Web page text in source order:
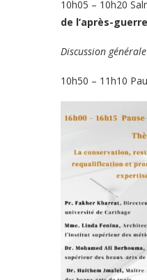
10h05 – 10h20
de l’après-
Discussion
10h50 – 11h10